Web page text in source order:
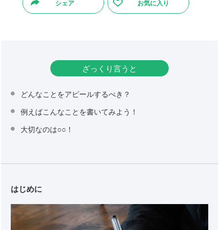
シェア お気に入り
ざっくり言うと
どんなことをアピールするべき？
例えばこんなことを書いてみよう！
大切なのは○○！
はじめに